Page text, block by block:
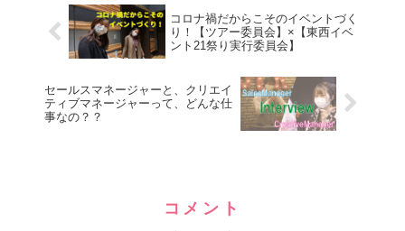
少しずつでも日本を元気...
コロナ禍だからこそのイベントづく
り！【ツアー委員会】×【東西イベ
ント21祭り実行委員会】
セールスマネージャーと、クリエイ
ティブマネージャーって、どんな仕
事なの？？
コメント